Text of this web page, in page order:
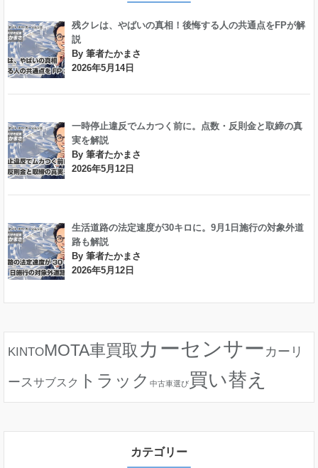
残クレは、やばいの真相！後悔する人の共通点をFPが解
説
By 筆者たかまさ
2026年5月14日
一時停止違反でムカつく前に。点数・反則金と取締の真
実を解説
By 筆者たかまさ
2026年5月12日
生活道路の法定速度が30キロに。9月1日施行の対象外道
路も解説
By 筆者たかまさ
2026年5月12日
KINTOMOTA車買取 カーセンサー カーリ
ースサブスク トラック 中古車選び買い替え
カテゴリー